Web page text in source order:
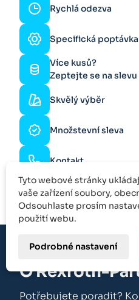
Rychlá odezva
Specifická poptávka
Více kusů?
Zeptejte se na slevu
Skvělý výběr
Množstevní sleva
Kontakt
O Rexroth-
Potřebujete poradit?
Tyto webové stránky
vaše zařízení soubory,
Odsouhlaste prosím
použití webu.
Podrobné nastavení